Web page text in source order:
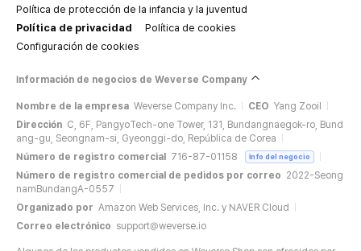
Política de protección de la infancia y la juventud
Política de privacidad
Política de cookies
Configuración de cookies
Información de negocios de Weverse Company
Nombre de la empresa Weverse Company Inc. CEO Yang Zooil
Dirección C, 6F, PangyoTech-one Tower, 131, Bundangnaegok-ro, Bund
ang-gu, Seongnam-si, Gyeonggi-do, República de Corea
Número de registro comercial
716-87-01158 Info del negocio
Número de registro comercial de pedidos por correo 2022-Seong
namBundangA-0557
Organizado por Amazon Web Services, Inc. y NAVER Cloud
Correo electrónico support@weverse.io